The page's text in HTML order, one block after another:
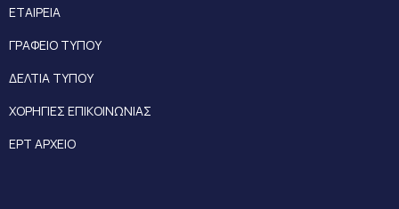
ΕΤΑΙΡΕΙΑ
ΓΡΑΦΕΙΟ ΤΥΠΟΥ
ΔΕΛΤΙΑ ΤΥΠΟΥ
ΧΟΡΗΓΙΕΣ ΕΠΙΚΟΙΝΩΝΙΑΣ
ΕΡΤ ΑΡΧΕΙΟ